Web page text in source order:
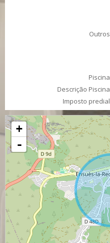
Outros
Piscina
Descrição Piscina
Imposto predial
+
-